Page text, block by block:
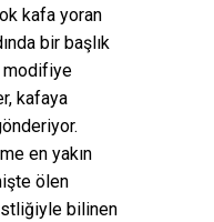
kafa yoran
bir başlık
modifiye
kafaya
en yakın
ölen
bilinen